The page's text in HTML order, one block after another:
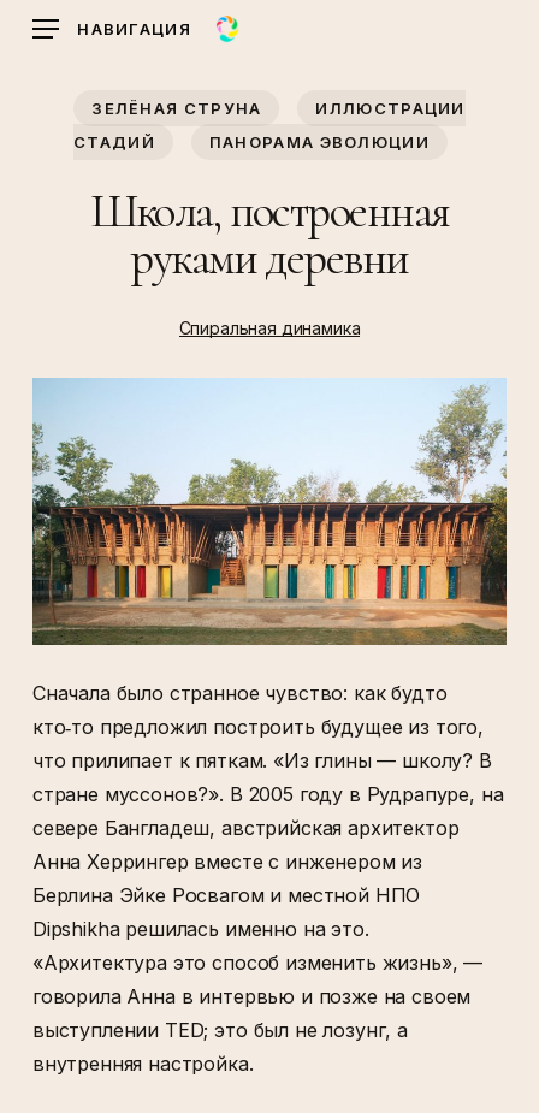
Skip
НАВИГАЦИЯ
ЗЕЛЁНАЯ СТРУНА
ИЛЛЮСТРАЦИИ
СТАДИЙ
ПАНОРАМА ЭВОЛЮЦИИ
Школа, построенная
руками деревни
Спиральная динамика
Сначала было странное чувство: как будто
кто‑то предложил построить будущее из того,
что прилипает к пяткам. «Из глины — школу? В
стране муссонов?». В 2005 году в Рудрапуре, на
севере Бангладеш, австрийская архитектор
Анна Херрингер вместе с инженером из
Берлина Эйке Росвагом и местной НПО
Dipshikha решилась именно на это.
«Архитектура это способ изменить жизнь», —
говорила Анна в интервью и позже на своем
выступлении TED; это был не лозунг, а
внутренняя настройка.